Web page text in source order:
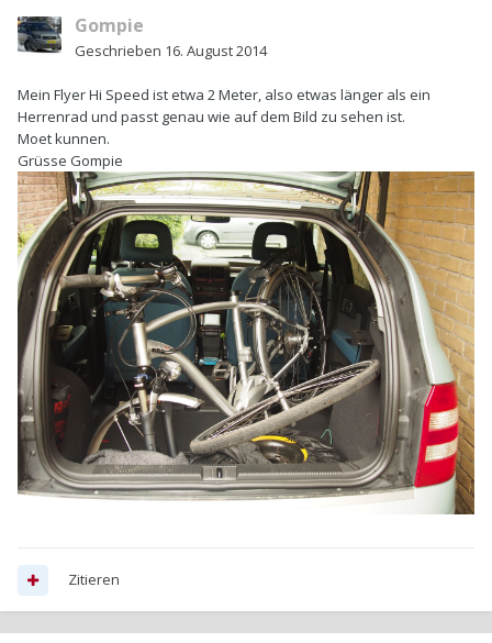
Gompie
Geschrieben 16. August 2014
Mein Flyer Hi Speed ist etwa 2 Meter, also etwas länger als ein
Herrenrad und passt genau wie auf dem Bild zu sehen ist.
Moet kunnen.
Grüsse Gompie
Zitieren